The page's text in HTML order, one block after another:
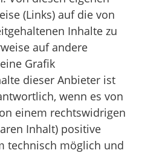
(Links) auf die von
Inhalte zu
auf andere
Grafik
dieser Anbieter ist
wenn es von
einem rechtswidrigen
Inhalt) positive
technisch möglich und